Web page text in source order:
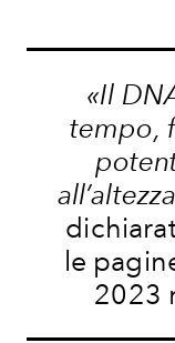
«Il
tempo,
le
2023